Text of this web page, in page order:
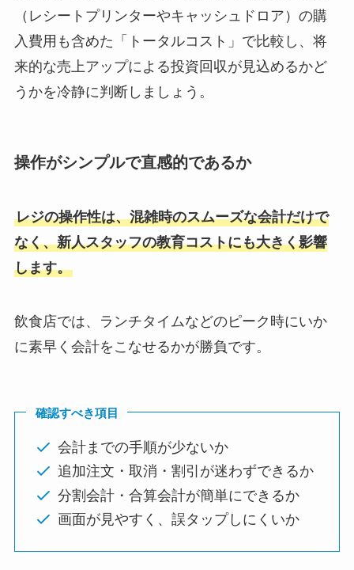
（レシートプリンターやキャッシュドロア）の購
入費用も含めた「トータルコスト」で比較し、将
来的な売上アップによる投資回収が見込めるかど
うかを冷静に判断しましょう。
操作がシンプルで直感的であるか
レジの操作性は、混雑時のスムーズな会計だけで
なく、新人スタッフの教育コストにも大きく影響
します。
飲食店では、ランチタイムなどのピーク時にいか
に素早く会計をこなせるかが勝負です。
確認すべき項目
会計までの手順が少ないか
追加注文・取消・割引が迷わずできるか
分割会計・合算会計が簡単にできるか
画面が見やすく、誤タップしにくいか